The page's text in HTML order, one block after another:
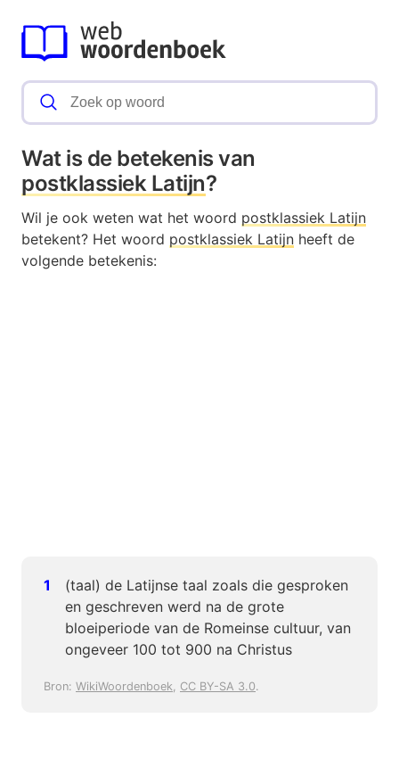
Wat is de betekenis van
postklassiek Latijn?
Wil je ook weten wat het woord postklassiek Latijn
betekent? Het woord postklassiek Latijn heeft de
volgende betekenis:
(taal) de Latijnse taal zoals die gesproken
en geschreven werd na de grote
bloeiperiode van de Romeinse cultuur, van
ongeveer 100 tot 900 na Christus
Bron: WikiWoordenboek, CC BY-SA 3.0.